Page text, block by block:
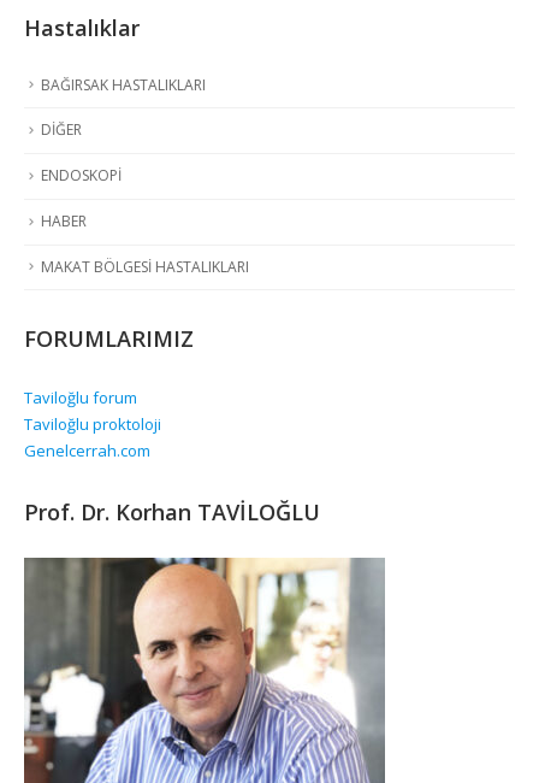
Hastalıklar
BAĞIRSAK HASTALIKLARI
DİĞER
ENDOSKOPİ
HABER
MAKAT BÖLGESİ HASTALIKLARI
FORUMLARIMIZ
Taviloğlu forum
Taviloğlu proktoloji
Genelcerrah.com
Prof. Dr. Korhan TAVİLOĞLU